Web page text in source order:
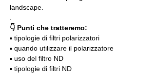
landscape.
👇 Punti che tratteremo:
▪️ tipologie di filtri polarizzatori
▪️ quando utilizzare il polarizzatore
▪️ uso del filtro ND
▪️ tipologie di filtri ND